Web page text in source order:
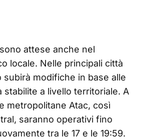
attese anche nel
locale. Nelle principali città
subirà modifiche in base alle
stabilite a livello territoriale. A
metropolitane Atac, così
saranno operativi fino
tra le 17 e le 19:59.